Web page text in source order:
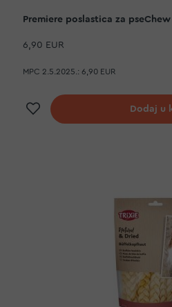
Premiere poslastica za
6,90 EUR
MPC 2.5.2025.: 6,90 EUR
Dodaj na listuDodaj u